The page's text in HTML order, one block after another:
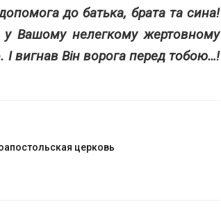
до батька, брата та сина!
у Вашому нелегкому жертовному
І вигнав Він ворога перед тобою…!
церковь